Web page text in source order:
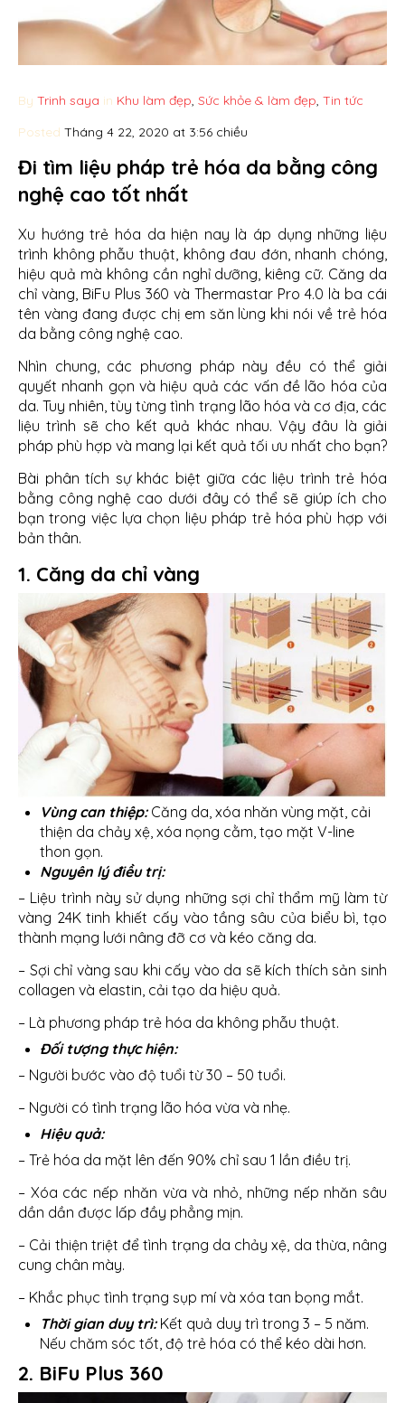
By Trinh saya in Khu làm đẹp, Sức khỏe & làm đẹp, Tin tức
Posted Tháng 4 22, 2020 at 3:56 chiều
Đi tìm liệu pháp trẻ hóa da bằng công
nghệ cao tốt nhất
Xu hướng trẻ hóa da hiện nay là áp dụng những liệu
trình không phẫu thuật, không đau đớn, nhanh chóng,
hiệu quả mà không cần nghỉ dưỡng, kiêng cữ. Căng da
chỉ vàng, BiFu Plus 360 và Thermastar Pro 4.0 là ba cái
tên vàng đang được chị em săn lùng khi nói về trẻ hóa
da bằng công nghệ cao.
Nhìn chung, các phương pháp này đều có thể giải
quyết nhanh gọn và hiệu quả các vấn đề lão hóa của
da. Tuy nhiên, tùy từng tình trạng lão hóa và cơ địa, các
liệu trình sẽ cho kết quả khác nhau. Vậy đâu là giải
pháp phù hợp và mang lại kết quả tối ưu nhất cho bạn?
Bài phân tích sự khác biệt giữa các liệu trình trẻ hóa
bằng công nghệ cao dưới đây có thể sẽ giúp ích cho
bạn trong việc lựa chọn liệu pháp trẻ hóa phù hợp với
bản thân.
1. Căng da chỉ vàng
Vùng can thiệp:Căng da, xóa nhăn vùng mặt, cải
thiện da chảy xệ, xóa nọng cằm, tạo mặt V-line
thon gọn.
Nguyên lý điều trị:
– Liệu trình này sử dụng những sợi chỉ thẩm mỹ làm từ
vàng 24K tinh khiết cấy vào tầng sâu của biểu bì, tạo
thành mạng lưới nâng đỡ cơ và kéo căng da.
– Sợi chỉ vàng sau khi cấy vào da sẽ kích thích sản sinh
collagen và elastin, cải tạo da hiệu quả.
– Là phương pháp trẻ hóa da không phẫu thuật.
Đối tượng thực hiện:
– Người bước vào độ tuổi từ 30 – 50 tuổi.
– Người có tình trạng lão hóa vừa và nhẹ.
Hiệu quả:
– Trẻ hóa da mặt lên đến 90% chỉ sau 1 lần điều trị.
– Xóa các nếp nhăn vừa và nhỏ, những nếp nhăn sâu
dần dần được lấp đầy phẳng mịn.
– Cải thiện triệt để tình trạng da chảy xệ, da thừa, nâng
cung chân mày.
– Khắc phục tình trạng sụp mí và xóa tan bọng mắt.
Thời gian duy trì:Kết quả duy trì trong 3 – 5 năm.
Nếu chăm sóc tốt, độ trẻ hóa có thể kéo dài hơn.
2. BiFu Plus 360